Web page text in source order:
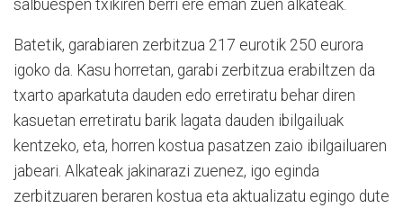
salbuespen txikiren berri ere eman zuen alkateak.
Batetik, garabiaren zerbitzua 217 eurotik 250 eurora
igoko da. Kasu horretan, garabi zerbitzua erabiltzen da
txarto aparkatuta dauden edo erretiratu behar diren
kasuetan erretiratu barik lagata dauden ibilgailuak
kentzeko, eta, horren kostua pasatzen zaio ibilgailuaren
jabeari. Alkateak jakinarazi zuenez, igo eginda
zerbitzuaren beraren kostua eta aktualizatu egingo dute